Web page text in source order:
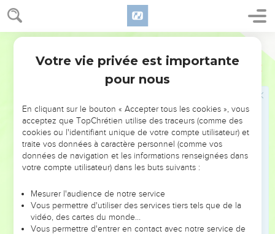
Genèse 13
Sodome et Gomorrhe, c'était, jusqu'à Tsoar, comme un jardin
de l'Eternel, comme l'Egypte.
Lot choisit pour lui toute la plaine du Jourdain et se mit en
route vers l'est. C'est ainsi qu'ils se séparèrent l'un de l'autre.
Abram s’installa dans le pays de Canaan, tandis que Lot
jusqu'à Sodome.
Les habitants de Sodome étaient mauvais et péchaient
beaucoup contre l'Eternel.
L'Eternel dit à Abram, après que Lot se fut séparé de lui :
et le sud, vers l'est et l'ouest.
En effet, tout le pays que tu vois, je te le donnerai à toi,
ainsi qu’à ta descendance pour toujours.
Votre vie privée est importante
pour nous
En cliquant sur le bouton « Accepter tous les cookies », vous
acceptez que TopChrétien utilise des traceurs (comme des
cookies ou l'identifiant unique de votre compte utilisateur) et
traite vos données à caractère personnel (comme vos
données de navigation et les informations renseignées dans
votre compte utilisateur) dans les buts suivants :
Mesurer l'audience de notre service
Vous permettre d'utiliser des services tiers tels que de la
vidéo, des cartes du monde…
Vous permettre d'entrer en contact avec notre service de